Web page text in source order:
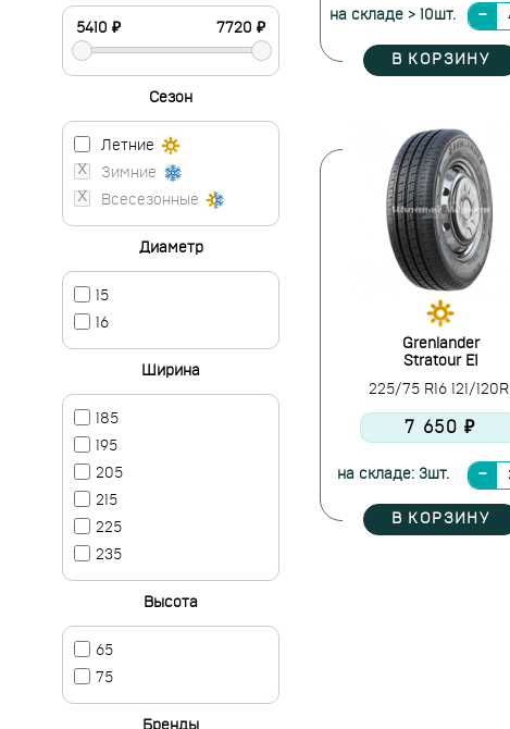
на складе > 10шт.
В КОРЗИНУ
Grenlander
Stratour E1
225/75 R16 121/120R
7 650 ₽
на складе: 3шт.
В КОРЗИНУ
Сезон
Летние
Зимние
Всесезонные
Диаметр
15
16
Ширина
185
195
205
215
225
235
Высота
65
75
Бренды